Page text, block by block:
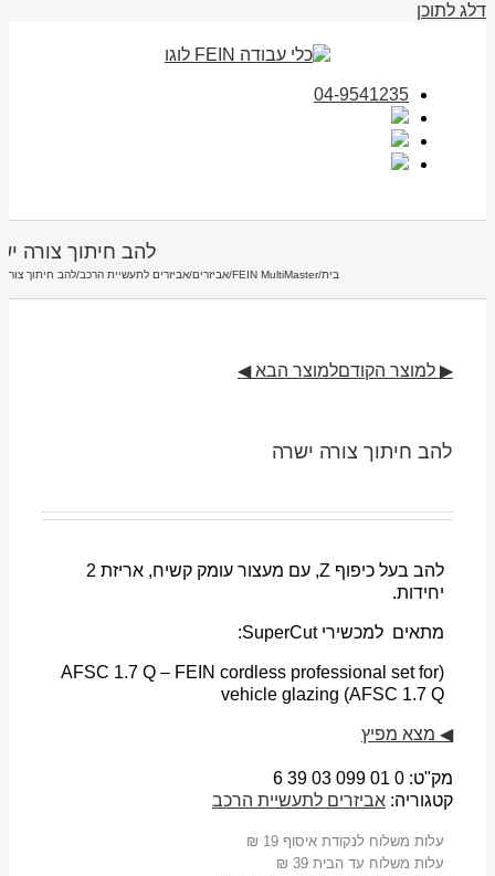
דלג לתוכן
04-9541235
להב חיתוך צורה
בית/
FEIN MultiMaster
/אביזרים/אביזרים לתעשיית הרכב/להב חיתוך
▶ למוצר הקודםלמוצר הבא ◀
להב חיתוך צורה ישרה
להב בעל כיפוף Z, עם מעצור עומק קשיח, אריזת 2
יחידות.
מתאים למכשירי SuperCut:
(AFSC 1.7 Q – FEIN cordless professional set for
vehicle glazing (AFSC 1.7 Q
◀ מצא מפיץ
מק"ט: 0 01 03 099 6 39
קטגוריה: אביזרים לתעשיית הרכב
עלות משלוח לנקודת איסוף 19 ₪
עלות משלוח עד הבית 39 ₪